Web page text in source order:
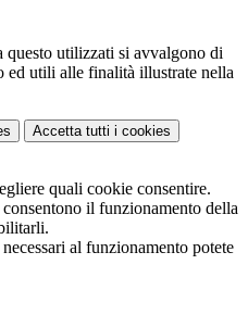
questo utilizzati si avvalgono di
ed utili alle finalità illustrate nella
Accetta tutti i cookies
quali cookie consentire.
il funzionamento della
al funzionamento potete